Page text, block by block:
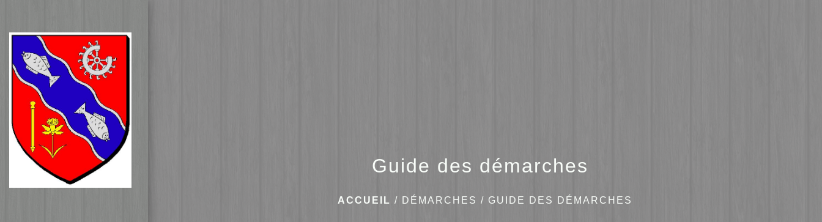
Guide des démarches
ACCUEIL / DÉMARCHES / GUIDE DES DÉMARCHES